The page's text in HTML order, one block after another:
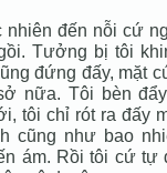
nhiên đến nỗi cứ
Tưởng bị tôi
đứng đấy, mặt
nữa. Tôi bèn
tôi chỉ rót ra đấy
cũng như bao
ám. Rồi tôi cứ